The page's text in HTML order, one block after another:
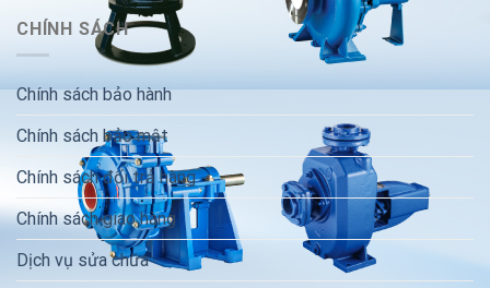
CHÍNH SÁCH
Chính sách bảo hành
Chính sách bảo mật
Chính sách đổi trả hàng
Chính sách giao hàng
Dịch vụ sửa chữa